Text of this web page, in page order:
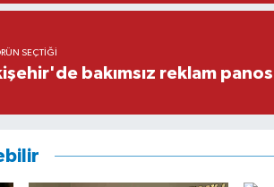
SEÇTIĞI
bakımsız reklam